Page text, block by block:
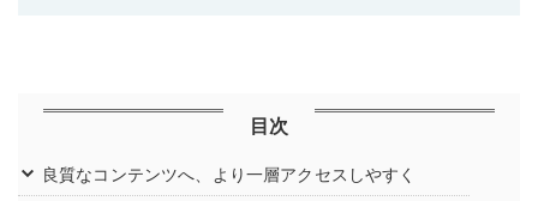
目次
良質なコンテンツへ、より一層アクセスしやすく